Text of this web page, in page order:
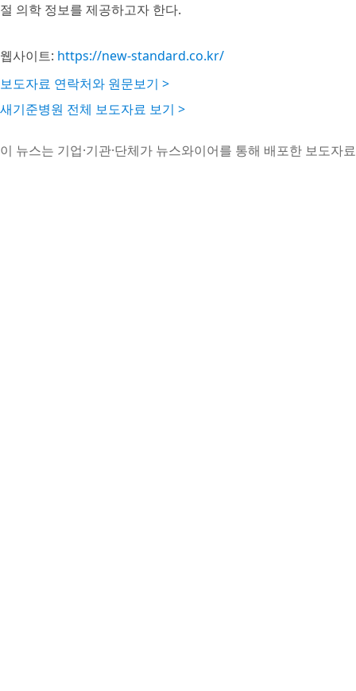
절 의학 정보를 제공하고자 한다.
웹사이트: https://new-standard.co.kr/
보도자료 연락처와 원문보기 >
새기준병원 전체 보도자료 보기 >
이 뉴스는 기업·기관·단체가 뉴스와이어를 통해 배포한 보도자